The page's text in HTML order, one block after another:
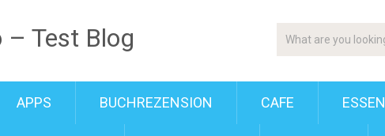
– Test Blog
APPS BUCHREZENSION CAFE ESSEN